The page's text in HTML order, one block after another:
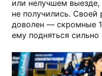
или нелучшем
не получились.
доволен — скромные
ему подняться